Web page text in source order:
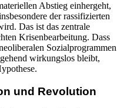
Abstieg einhergeht,
der rassifizierten
Das ist das zentrale
Krisenbearbeitung. Dass
Sozialprogrammen
wirkungslos bleibt,
und Revolution